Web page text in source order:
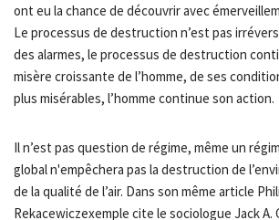
ont eu la chance de découvrir avec
Le processus de destruction n’est pas
des alarmes, le processus de destruction
misère croissante de l’homme, de ses
plus misérables, l’homme continue son action.
Il n’est pas question de régime, même un
global n'empêchera pas la destruction de
de la qualité de l’air. Dans son même article
Rekacewiczexemple cite le sociologue Jack A.